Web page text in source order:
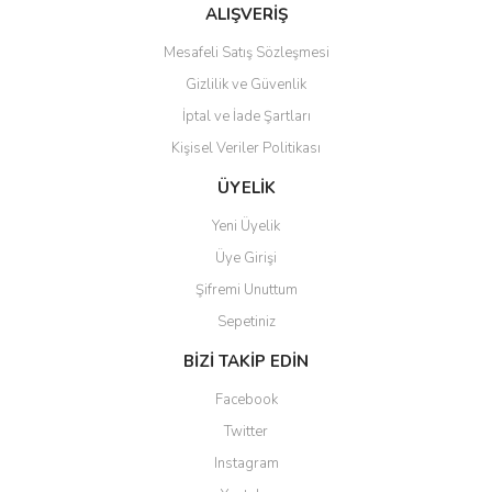
Bu ürüne benzer farklı alternatifler olmalı.
Gönder
ALIŞVERİŞ
Mesafeli Satış Sözleşmesi
Gizlilik ve Güvenlik
İptal ve İade Şartları
Kişisel Veriler Politikası
ÜYELİK
Yeni Üyelik
Üye Girişi
Şifremi Unuttum
Sepetiniz
BİZİ TAKİP EDİN
Facebook
Twitter
Instagram